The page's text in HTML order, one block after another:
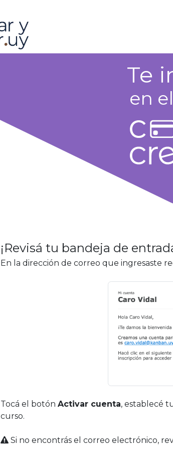
Te
en
¡Revisá tu bandeja de
En la dirección de correo que ingresaste
Tocá el botón Activar cuenta, establecé
curso.
Si no encontrás el correo electrónico,